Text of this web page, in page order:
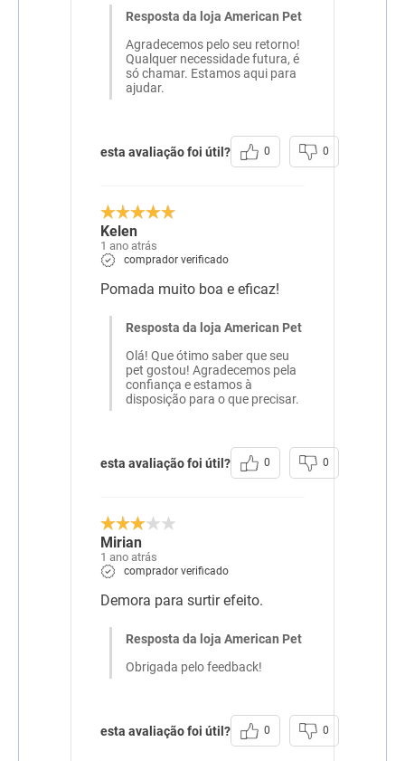
Resposta da loja American Pet
Agradecemos pelo seu retorno!
Qualquer necessidade futura, é
só chamar. Estamos aqui para
ajudar.
esta avaliação foi útil? 0 0
Kelen
1 ano atrás
comprador verificado
Pomada muito boa e eficaz!
Resposta da loja American Pet
Olá! Que ótimo saber que seu
pet gostou! Agradecemos pela
confiança e estamos à
disposição para o que precisar.
esta avaliação foi útil? 0 0
Mirian
1 ano atrás
comprador verificado
Demora para surtir efeito.
Resposta da loja American Pet
Obrigada pelo feedback!
esta avaliação foi útil? 0 0